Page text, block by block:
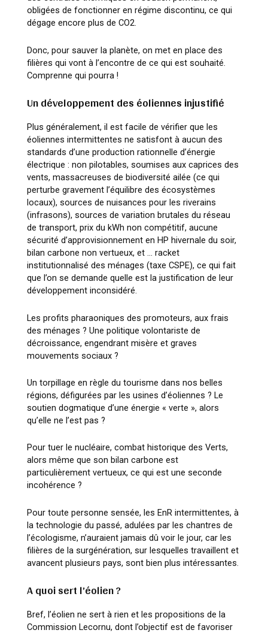
obligées de fonctionner en régime discontinu, ce qui
dégage encore plus de CO2.
Donc, pour sauver la planète, on met en place des
filières qui vont à l’encontre de ce qui est souhaité.
Comprenne qui pourra !
Un développement des éoliennes injustifié
Plus généralement, il est facile de vérifier que les
éoliennes intermittentes ne satisfont à aucun des
standards d’une production rationnelle d’énergie
électrique : non pilotables, soumises aux caprices des
vents, massacreuses de biodiversité ailée (ce qui
perturbe gravement l’équilibre des écosystèmes
locaux), sources de nuisances pour les riverains
(infrasons), sources de variation brutales du réseau
de transport, prix du kWh non compétitif, aucune
sécurité d’approvisionnement en HP hivernale du soir,
bilan carbone non vertueux, et … racket
institutionnalisé des ménages (taxe CSPE), ce qui fait
que l’on se demande quelle est la justification de leur
développement inconsidéré.
Les profits pharaoniques des promoteurs, aux frais
des ménages ? Une politique volontariste de
décroissance, engendrant misère et graves
mouvements sociaux ?
Un torpillage en règle du tourisme dans nos belles
régions, défigurées par les usines d’éoliennes ? Le
soutien dogmatique d’une énergie « verte », alors
qu’elle ne l’est pas ?
Pour tuer le nucléaire, combat historique des Verts,
alors même que son bilan carbone est
particulièrement vertueux, ce qui est une seconde
incohérence ?
Pour toute personne sensée, les EnR intermittentes, à
la technologie du passé, adulées par les chantres de
l’écologisme, n’auraient jamais dû voir le jour, car les
filières de la surgénération, sur lesquelles travaillent et
avancent plusieurs pays, sont bien plus intéressantes.
A quoi sert l’éolien ?
Bref, l’éolien ne sert à rien et les propositions de la
Commission Lecornu, dont l’objectif est de favoriser